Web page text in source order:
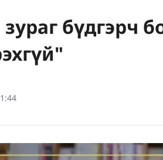
бүдгэрч